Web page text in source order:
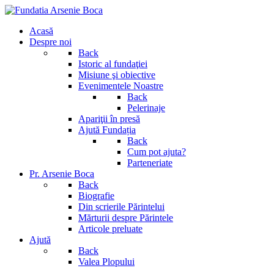
Acasă
Despre noi
Back
Istoric al fundaţiei
Misiune şi obiective
Evenimentele Noastre
Back
Pelerinaje
Apariţii în presă
Ajută Fundația
Back
Cum pot ajuta?
Parteneriate
Pr. Arsenie Boca
Back
Biografie
Din scrierile Părintelui
Mărturii despre Părintele
Articole preluate
Ajută
Back
Valea Plopului